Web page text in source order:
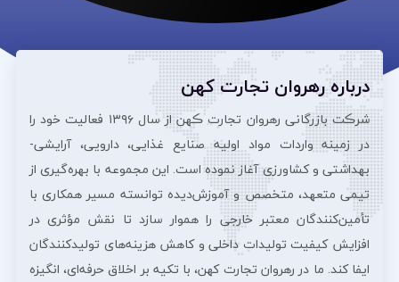
درباره رهروان تجارت کهن
شرڪت بازرگانی رهروان تجارت ڪهن از سال ۱۳۹۶ فعالیت خود را
در زمینه واردات مواد اولیه صنایع غذایی، دارویی، آرایشی‌-
بهداشتی و کشاورزی آغاز نموده است. این مجموعه با بهره‌گیری از
تیمی متعهد، متخصص و آموزش‌دیده توانسته مسیر همکاری با
تأمین‌کنندگان معتبر خارجی را هموار سازد تا نقش مؤثری در
افزایش کیفیت تولیدات داخلی و کاهش هزینه‌های تولیدکنندگان
ایفا کند. ما در رهروان تجارت کهن، با تکیه بر اخلاق حرفه‌ای، انگیزه